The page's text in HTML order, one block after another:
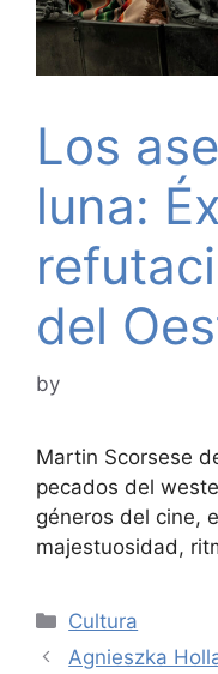
Los
luna:
del
by
Martin Scorsese
pecados del
géneros del cine,
majestuosidad,
Categories
Cultura
Agnieszka